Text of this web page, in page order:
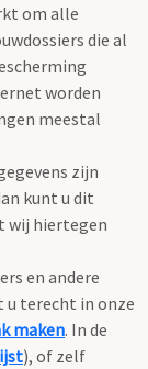
om alle
die al
worden
meestal
zijn
kunt u dit
wij hiertegen
en andere
u terecht in onze
maken. In de
), of zelf